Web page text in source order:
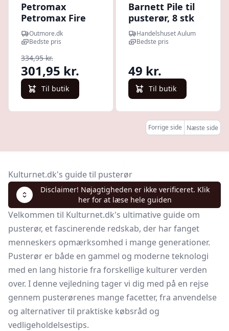
Petromax
Petromax Fire
Blow Pipe -
Båludstyr
Outmore.dk
Bedste pris
334,95 kr.
301,95 kr.
Til butik
Barnett Pile til
pusterør, 8 stk
Handelshuset Aulum
Bedste pris
49 kr.
Til butik
Forrige side Næste side
Kulturnet.dk's guide til pusterør
Disclaimer! Nøjagtigheden er ikke verificeret. Klik
her for at læse hele guiden
Velkommen til Kulturnet.dk's ultimative guide om
pusterør, et fascinerende redskab, der har fanget
menneskers opmærksomhed i mange generationer.
Pusterør er både en gammel og moderne teknologi
med en lang historie fra forskellige kulturer verden
over. I denne vejledning tager vi dig med på en rejse
gennem pusterørenes mange facetter, fra anvendelse
og alternativer til praktiske købsråd og
vedligeholdelsestips.